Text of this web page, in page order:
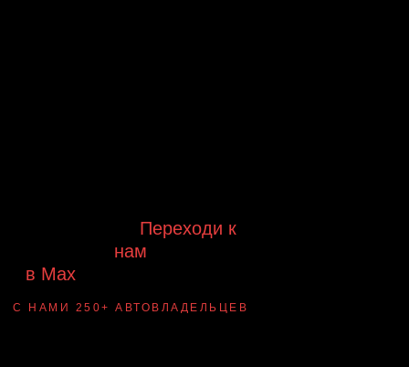
Переходи к
нам
в Max
С НАМИ 250+ АВТОВЛАДЕЛЬЦЕВ